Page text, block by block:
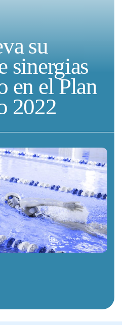
su
sinergias
en el Plan
2022